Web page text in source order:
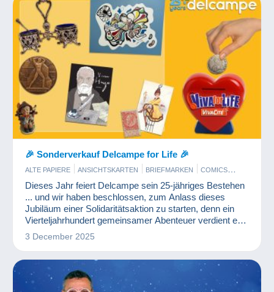
🎉 Sonderverkauf Delcampe for Life 🎉
ALTE PAPIERE ANSICHTSKARTEN BRIEFMARKEN
COMICS
DELCAMPE-EREIGNISSE
KUNST UND ANTIQUITÄNTEN
MÜNZEN UND BANKNOTEN
SCHMUCK WERBUNG
Dieses Jahr feiert Delcampe sein 25-jähriges Bestehen
... und wir haben beschlossen, zum Anlass dieses
Jubiläum einer Solidaritätsaktion zu starten, denn ein
Vierteljahrhundert gemeinsamer Abenteuer verdient es
auch, denen die Hand zu reichen, die sie am
3 December 2025